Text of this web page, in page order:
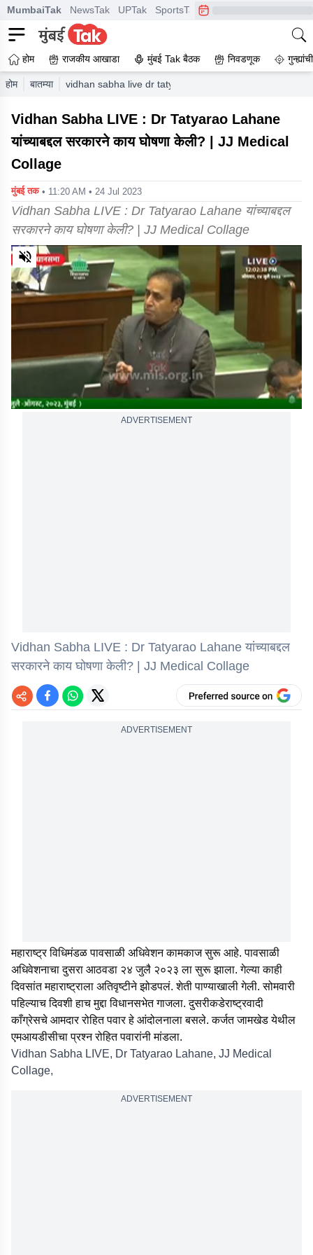
MumbaiTak NewsTak UPTak SportsTak CrimeTak
होम राजकीय आखाडा मुंबई Tak बैठक निवडणूक
होम बातम्या vidhan sabha live dr tatyarao lahane jj medical collage
Vidhan Sabha LIVE : Dr Tatyarao Lahane
यांच्याबद्दल सरकारने काय घोषणा केली? | JJ Medical
Collage
मुंबई तक • 11:20 AM • 24 Jul 2023
Vidhan Sabha LIVE : Dr Tatyarao Lahane यांच्याबद्दल
सरकारने काय घोषणा केली? | JJ Medical Collage
0
of
6
minutes,
43
seconds
ADVERTISEMENT
Vidhan Sabha LIVE : Dr Tatyarao Lahane यांच्याबद्दल
सरकारने काय घोषणा केली? | JJ Medical Collage
ADVERTISEMENT
महाराष्ट्र विधिमंडळ पावसाळी अधिवेशन कामकाज सुरू आहे. पावसाळी
अधिवेशनाचा दुसरा आठवडा २४ जुलै २०२३ ला सुरू झाला. गेल्या काही
दिवसांत महाराष्ट्राला अतिवृष्टीने झोडपलं. शेती पाण्याखाली गेली. सोमवारी
पहिल्याच दिवशी हाच मुद्दा विधानसभेत गाजला. दुसरीकडेराष्ट्रवादी
काँग्रेसचे आमदार रोहित पवार हे आंदोलनाला बसले. कर्जत जामखेड येथील
एमआयडीसीचा प्रश्न रोहित पवारांनी मांडला.
Vidhan Sabha LIVE, Dr Tatyarao Lahane, JJ Medical
Collage,
ADVERTISEMENT